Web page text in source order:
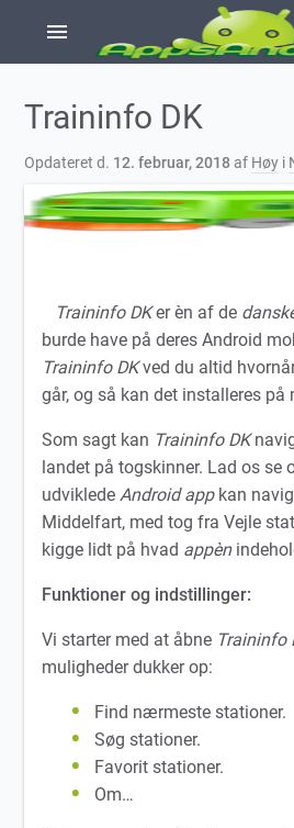
menu
Traininfo DK
Opdateret d. 12. februar, 2018 af Høy i
Traininfo DKer èn af de
burde have på deres Android
Traininfo DKved du altid
går, og så kan det installeres på
Som sagt kan Traininfo DK
landet på togskinner. Lad os se
udvikledeAndroid appkan
Middelfart, med tog fra Vejle
kigge lidt på hvad appèn
Funktioner og indstillinger:
Vi starter med at åbne Traininfo
muligheder dukker op:
Find nærmeste stationer.
Søg stationer.
Favorit stationer.
Om…